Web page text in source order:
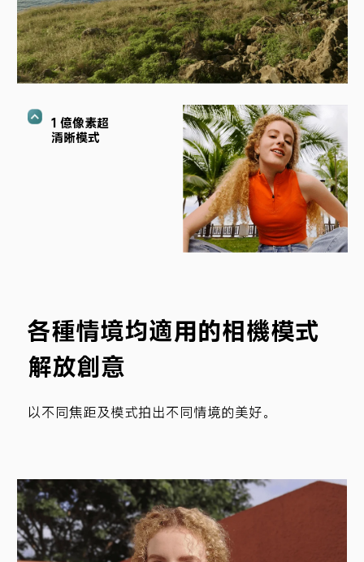
1 億像素超
清晰模式
各種情境均適用的相機模式
解放創意
以不同焦距及模式拍出不同情境的美好。